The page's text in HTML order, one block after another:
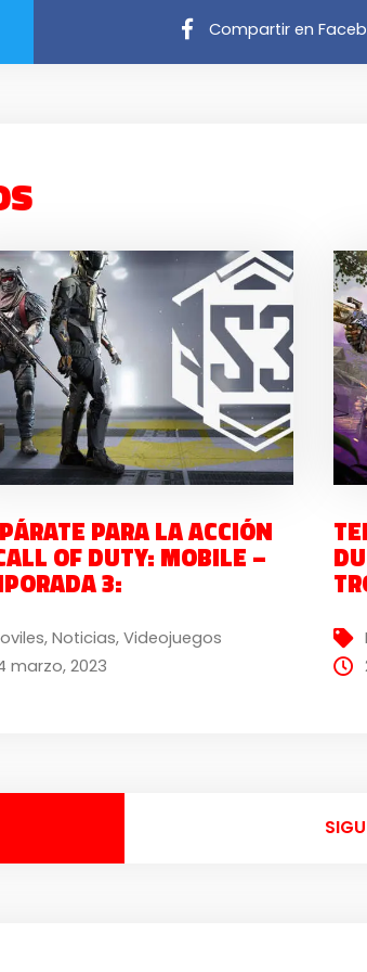
Compartir en
PARA LA ACCIÓN
OF DUTY: MOBILE –
3:
, Noticias, Videojuegos
marzo, 2023